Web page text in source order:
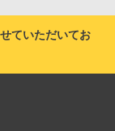
ていただいてお